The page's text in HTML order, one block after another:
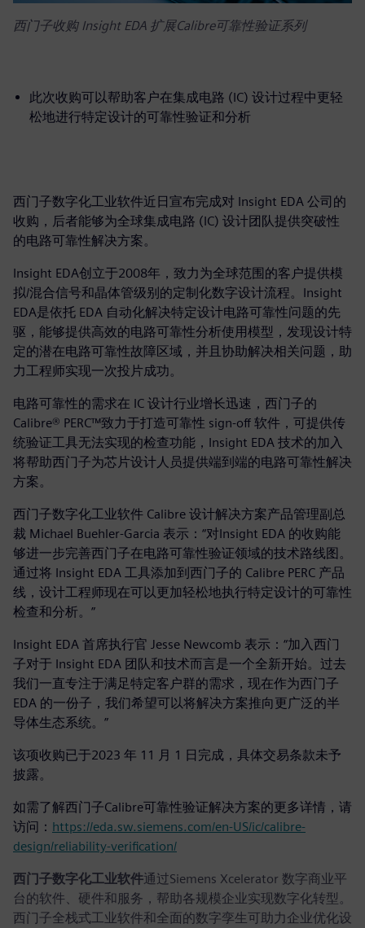
西门子收购 Insight EDA 扩展Calibre可靠性验证系列
此次收购可以帮助客户在集成电路 (IC) 设计过程中更轻
松地进行特定设计的可靠性验证和分析
西门子数字化工业软件近日宣布完成对 Insight EDA 公司的
收购，后者能够为全球集成电路 (IC) 设计团队提供突破性
的电路可靠性解决方案。
Insight EDA创立于2008年，致力为全球范围的客户提供模
拟/混合信号和晶体管级别的定制化数字设计流程。Insight
EDA是依托 EDA 自动化解决特定设计电路可靠性问题的先
驱，能够提供高效的电路可靠性分析使用模型，发现设计特
定的潜在电路可靠性故障区域，并且协助解决相关问题，助
力工程师实现一次投片成功。
电路可靠性的需求在 IC 设计行业增长迅速，西门子的
Calibre® PERC™致力于打造可靠性 sign-off 软件，可提供传
统验证工具无法实现的检查功能，Insight EDA 技术的加入
将帮助西门子为芯片设计人员提供端到端的电路可靠性解决
方案。
西门子数字化工业软件 Calibre 设计解决方案产品管理副总
裁 Michael Buehler-Garcia 表示：“对Insight EDA 的收购能
够进一步完善西门子在电路可靠性验证领域的技术路线图。
通过将 Insight EDA 工具添加到西门子的 Calibre PERC 产品
线，设计工程师现在可以更加轻松地执行特定设计的可靠性
检查和分析。”
Insight EDA 首席执行官 Jesse Newcomb 表示：“加入西门
子对于 Insight EDA 团队和技术而言是一个全新开始。过去
我们一直专注于满足特定客户群的需求，现在作为西门子
EDA 的一份子，我们希望可以将解决方案推向更广泛的半
导体生态系统。”
该项收购已于2023 年 11 月 1 日完成，具体交易条款未予
披露。
如需了解西门子Calibre可靠性验证解决方案的更多详情，请
访问： https://eda.sw.siemens.com/en-US/ic/calibre-
design/reliability-verification/
西门子数字化工业软件通过Siemens Xcelerator 数字商业平
台的软件、硬件和服务，帮助各规模企业实现数字化转型。
西门子全栈式工业软件和全面的数字孪生可助力企业优化设